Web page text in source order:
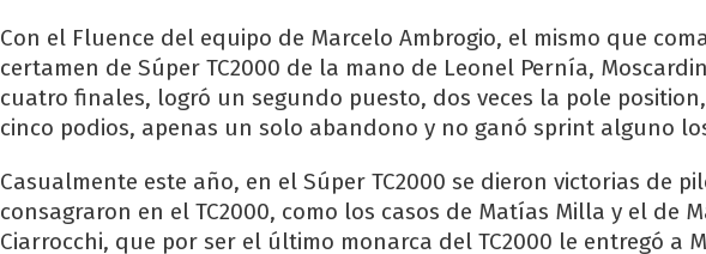
Con el Fluence del equipo de Marcelo Ambrogio, el mismo que
certamen de Súper TC2000​ de la mano de Leonel Pernía,
cuatro finales, logró un segundo puesto, dos veces la pole
cinco podios, apenas un solo abandono y no ganó sprint alguno
Casualmente este año, en el Súper TC2000 se dieron victorias de
consagraron en el TC2000, como los casos de Matías Milla y el de
Ciarrocchi, que por ser el último monarca del TC2000 le entregó a